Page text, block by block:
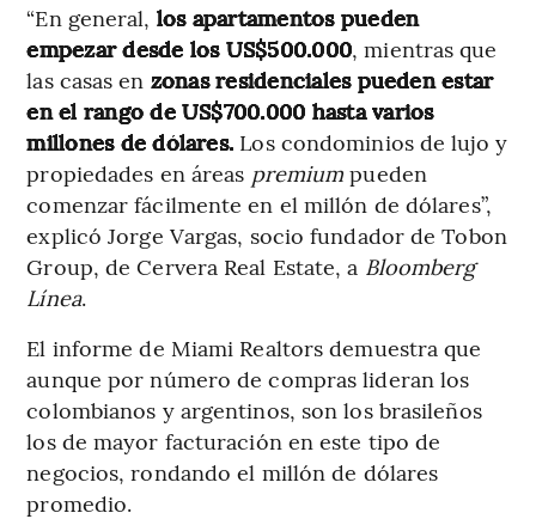
“En general, los apartamentos pueden
empezar desde los US$500.000, mientras que
las casas en zonas residenciales pueden estar
en el rango de US$700.000 hasta varios
millones de dólares. Los condominios de lujo y
propiedades en áreas premiumpueden
comenzar fácilmente en el millón de dólares”,
explicó Jorge Vargas, socio fundador de Tobon
Group, de Cervera Real Estate, a Bloomberg
Línea.
El informe de Miami Realtors demuestra que
aunque por número de compras lideran los
colombianos y argentinos, son los brasileños
los de mayor facturación en este tipo de
negocios, rondando el millón de dólares
promedio.